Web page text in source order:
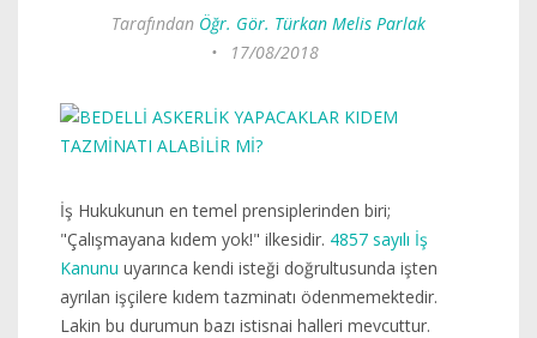
Tarafından Öğr. Gör. Türkan Melis Parlak
•
17/08/2018
İş Hukukunun en temel prensiplerinden biri;
"Çalışmayana kıdem yok!" ilkesidir. 4857 sayılı İş
Kanunu uyarınca kendi isteği doğrultusunda işten
ayrılan işçilere kıdem tazminatı ödenmemektedir.
Lakin bu durumun bazı istisnai halleri mevcuttur.